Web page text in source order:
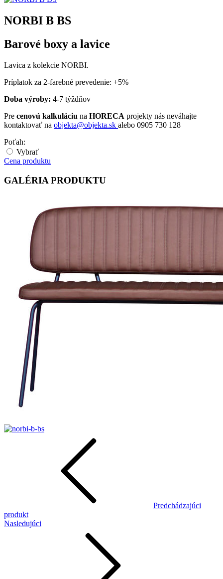
NORBI B BS
Barové boxy a lavice
Lavica z kolekcie NORBI.
Príplatok za 2-farebné prevedenie: +5%
Doba výroby: 4-7 týždňov
Pre cenovú kalkuláciu na HORECA projekty nás neváhajte
kontaktovať na objekta@objekta.sk alebo 0905 730 128
Poťah:
Vybrať
Cena produktu
GALÉRIA PRODUKTU
Predchádzajúci
produkt
Nasledujúci